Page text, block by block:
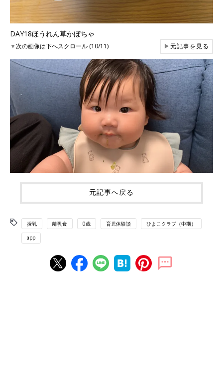
DAY18ほうれん草かぼちゃ
▼次の画像は下へスクロール (10/11) ▶元記事を見る
元記事へ戻る
授乳 離乳食 0歳 育児体験談 ひよこクラブ（中期）
app